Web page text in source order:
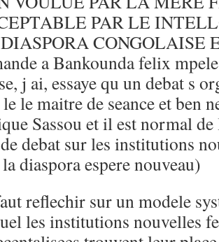
PAR LE
CONGOLAISE
a Bankounda felix
j ai, essaye qu un debat s
le maitre de seance et ben
Sassou et il est normal
debat sur les institutions
diaspora espere nouveau)
reflechir sur un modele
les institutions nouvelles